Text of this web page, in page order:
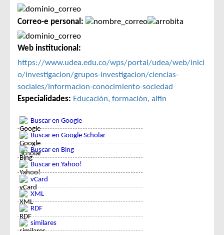
Correo-e personal:
Web institucional:
https://www.udea.edu.co/wps/portal/udea/web/inici
o/investigacion/grupos-investigacion/ciencias-
sociales/informacion-conocimiento-sociedad
Especialidades: Educación, formación, alfin
Buscar en Google
Buscar en Google Scholar
Buscar en Bing
Buscar en Yahoo!
vCard
XML
RDF
similares